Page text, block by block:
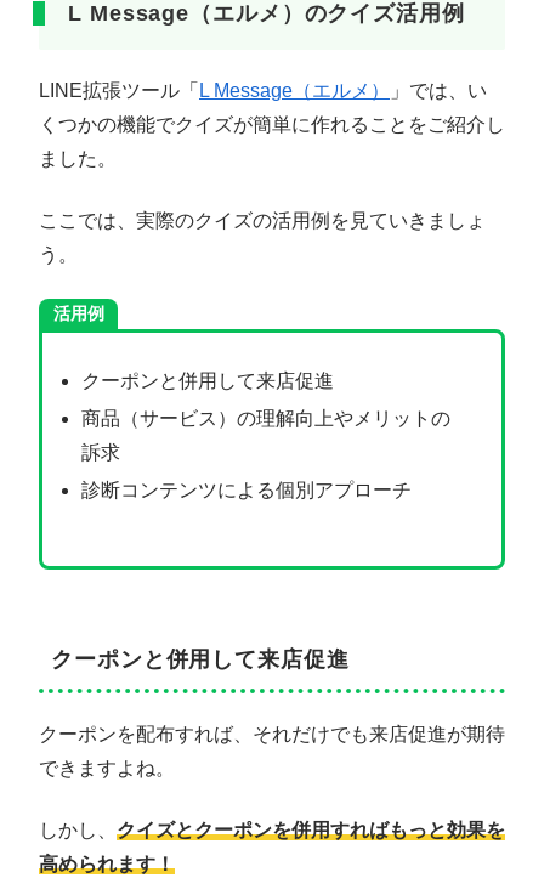
L Message（エルメ）のクイズ活用例
LINE拡張ツール「 L Message（エルメ）
」では、い
くつかの機能でクイズが簡単に作れることをご紹介し
ました。
ここでは、実際のクイズの活用例を見ていきましょ
う。
活用例
クーポンと併用して来店促進
商品（サービス）の理解向上やメリットの
訴求
診断コンテンツによる個別アプローチ
クーポンと併用して来店促進
クーポンを配布すれば、それだけでも来店促進が期待
できますよね。
しかし、 クイズとクーポンを併用すればもっと効果を
高められます！